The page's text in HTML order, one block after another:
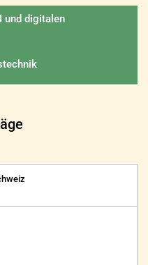
und digitalen